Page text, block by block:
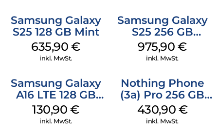
Samsung Galaxy
S25 128 GB Mint
635,90€
inkl. MwSt.
Samsung Galaxy
S25 256 GB
Icyblue
975,90€
inkl. MwSt.
Samsung Galaxy
A16 LTE 128 GB
Black
130,90€
inkl. MwSt.
Nothing Phone
(3a) Pro 256 GB
Grey
430,90 €
inkl. MwSt.